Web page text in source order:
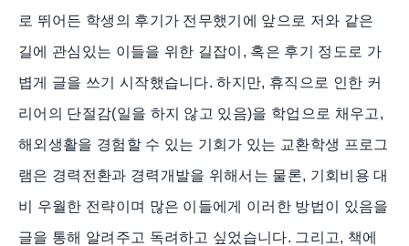
로 뛰어든 학생의 후기가 전무했기에 앞으로 저와 같은
길에 관심있는 이들을 위한 길잡이, 혹은 후기 정도로 가
볍게 글을 쓰기 시작했습니다. 하지만, 휴직으로 인한 커
리어의 단절감(일을 하지 않고 있음)을 학업으로 채우고,
해외생활을 경험할 수 있는 기회가 있는 교환학생 프로그
램은 경력전환과 경력개발을 위해서는 물론, 기회비용 대
비 우월한 전략이며 많은 이들에게 이러한 방법이 있음을
글을 통해 알려주고 독려하고 싶었습니다. 그리고, 책에